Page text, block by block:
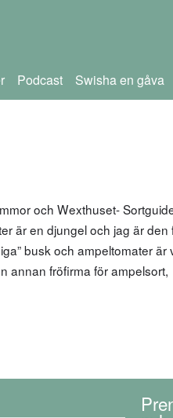
Podcast Swisha en gåva
och Wexthuset-
är en djungel och jag är den
busk och ampeltomater är
annan fröfirma för ampelsort,